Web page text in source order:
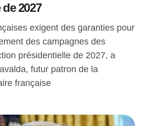
2027
exigent des garanties pour
des campagnes des
présidentielle de 2027, a
futur patron de la
française